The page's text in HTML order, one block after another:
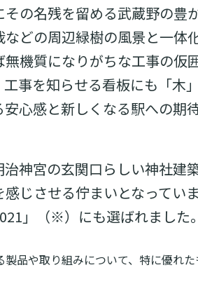
の名残を留める武蔵野の豊
どの周辺緑樹の風景と一体
機質になりがちな工事の仮
事を知らせる看板にも「木
心感と新しくなる駅への期
神宮の玄関口らしい神社建
じさせる佇まいとなってい
」（※）にも選ばれました。
品や取り組みについて、特に優れ